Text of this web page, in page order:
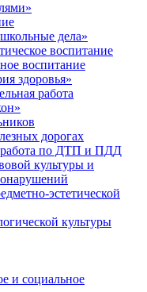
дела»
воспитание
воспитание
здоровья»
работа
дорогах
работа по ДТП и ПДД
культуры и
эстетической
культуры
и социальное